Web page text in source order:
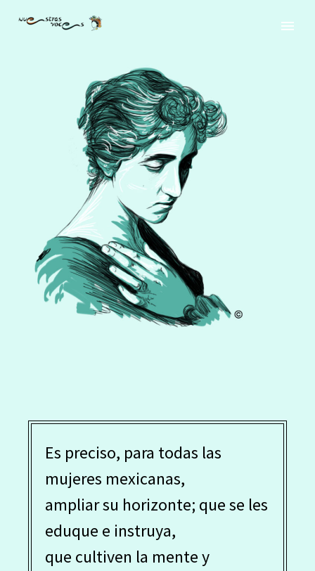
Es preciso, para todas las
mujeres mexicanas,
ampliar su horizonte; que se les
eduque e instruya,
que cultiven la mente y